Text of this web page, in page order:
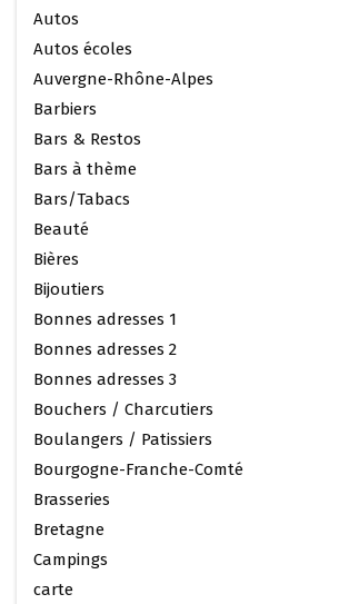
Autos
Autos écoles
Auvergne-Rhône-Alpes
Barbiers
Bars & Restos
Bars à thème
Bars/Tabacs
Beauté
Bières
Bijoutiers
Bonnes adresses 1
Bonnes adresses 2
Bonnes adresses 3
Bouchers / Charcutiers
Boulangers / Patissiers
Bourgogne-Franche-Comté
Brasseries
Bretagne
Campings
carte